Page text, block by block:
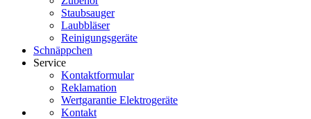
Staubsauger
Laubbläser
Reinigungsgeräte
Schnäppchen
Service
Kontaktformular
Reklamation
Wertgarantie Elektrogeräte
Kontakt